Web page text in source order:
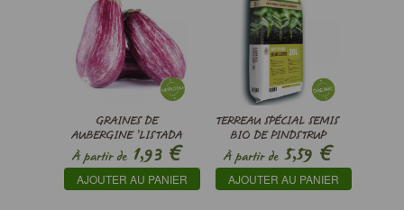
GRAINES DE
AUBERGINE ’LISTADA
DE GANDÍA’ -
SOLANUM MELONGENA
À partir de1,93€
AJOUTER AU PANIER
TERREAU SPÉCIAL SEMIS
BIO DE PINDSTRUP
À partir de5,59 €
AJOUTER AU PANIER